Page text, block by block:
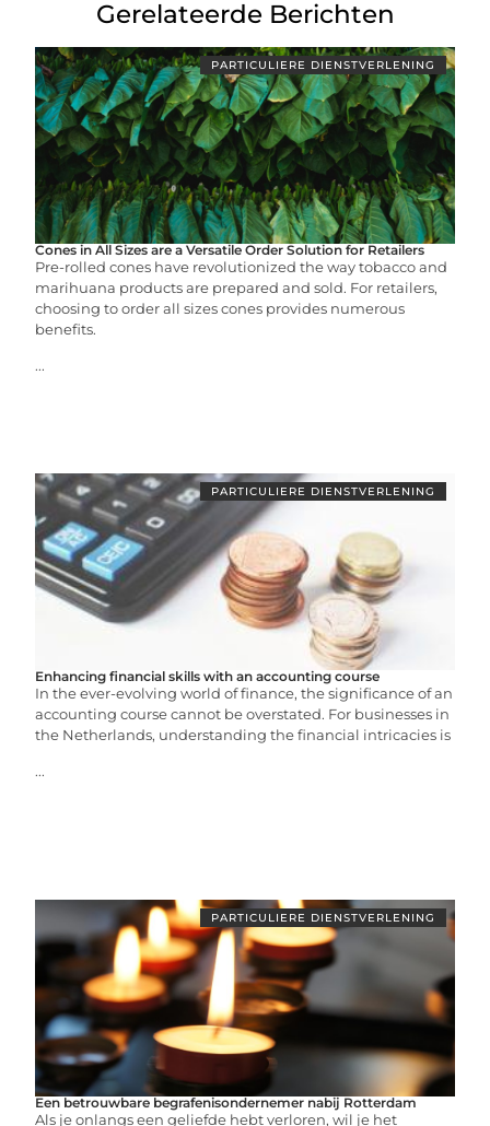
Gerelateerde Berichten
PARTICULIERE DIENSTVERLENING
Cones in All Sizes are a Versatile Order Solution for Retailers
Pre-rolled cones have revolutionized the way tobacco and
marihuana products are prepared and sold. For retailers,
choosing to order all sizes cones provides numerous
benefits.
...
PARTICULIERE DIENSTVERLENING
Enhancing financial skills with an accounting course
In the ever-evolving world of finance, the significance of an
accounting course cannot be overstated. For businesses in
the Netherlands, understanding the financial intricacies is
...
PARTICULIERE DIENSTVERLENING
Een betrouwbare begrafenisondernemer nabij Rotterdam
Als je onlangs een geliefde hebt verloren, wil je het